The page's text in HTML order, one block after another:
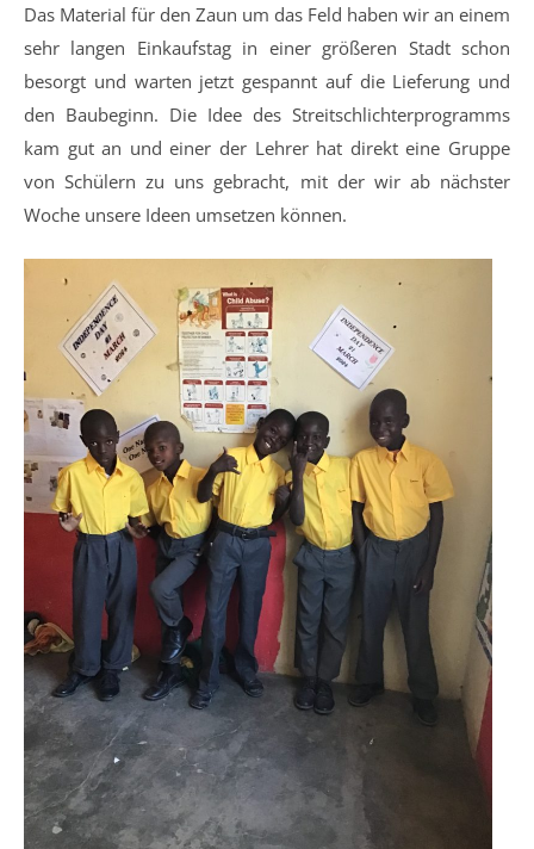
Das Material für den Zaun um das Feld haben wir an einem
sehr langen Einkaufstag in einer größeren Stadt schon
besorgt und warten jetzt gespannt auf die Lieferung und
den Baubeginn. Die Idee des Streitschlichterprogramms
kam gut an und einer der Lehrer hat direkt eine Gruppe
von Schülern zu uns gebracht, mit der wir ab nächster
Woche unsere Ideen umsetzen können.